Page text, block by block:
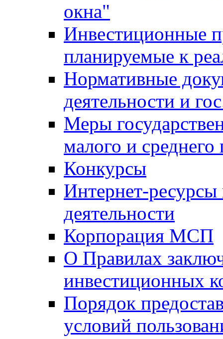
окна"
Инвестиционные
планируемые к
Нормативные
деятельности и
Меры
малого и среднего
Конкурсы
Интернет-
деятельности
Корпорация МСП
О Правилах
инвестиционных
Порядок
условий